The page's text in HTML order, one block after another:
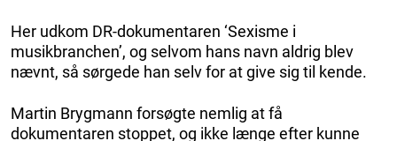
Her udkom DR-dokumentaren ‘Sexisme i
musikbranchen’, og selvom hans navn aldrig blev
nævnt, så sørgede han selv for at give sig til kende.
Martin Brygmann forsøgte nemlig at få
dokumentaren stoppet, og ikke længe efter kunne